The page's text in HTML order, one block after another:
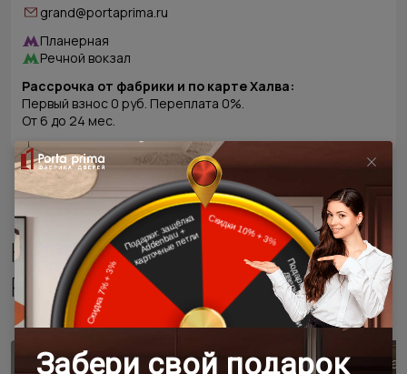
grand@portaprima.ru
Планерная
Речной вокзал
Рассрочка от фабрики и по карте Халва:
Первый взнос 0 руб. Переплата 0%.
От 6 до 24 мес.
Комплексные решения
Porta prima
Межкомнатные двери Стеновые